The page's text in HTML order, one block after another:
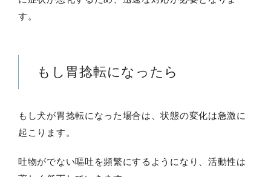
す。
もし胃捻転になったら
もし犬が胃捻転になった場合は、状態の変化は急激に
起こります。
吐物がでない嘔吐を頻繁にするようになり、活動性は